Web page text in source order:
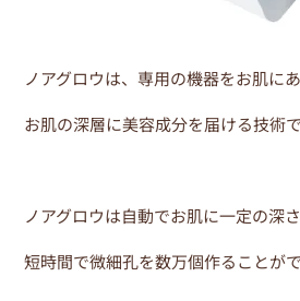
ノアグロウは、専用の機器をお肌に
お肌の深層に美容成分を届ける技術
ノアグロウは自動でお肌に一定の深
短時間で微細孔を数万個作ることが